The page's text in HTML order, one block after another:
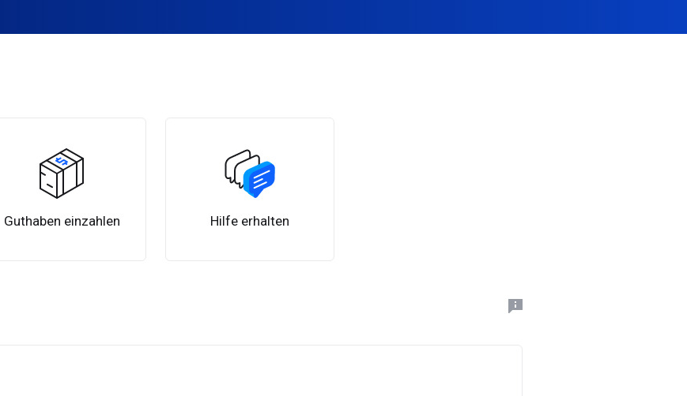
Guthaben einzahlen Hilfe erhalten